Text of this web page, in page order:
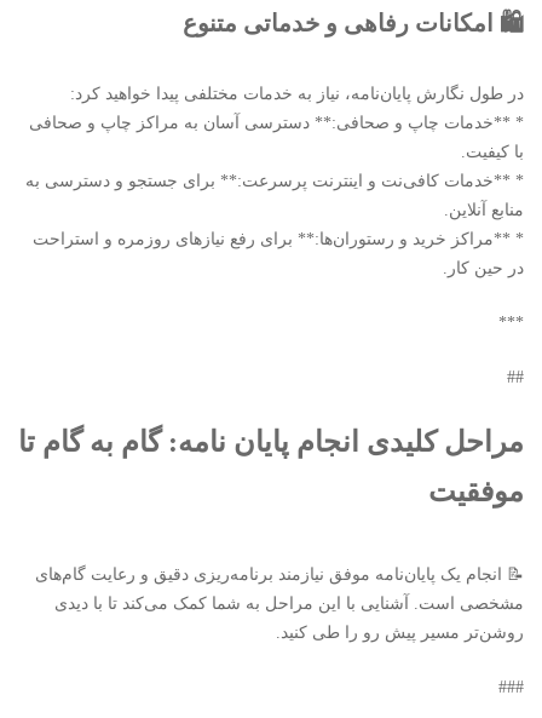
🛍️ امکانات رفاهی و خدماتی متنوع
در طول نگارش پایان‌نامه، نیاز به خدمات مختلفی پیدا خواهید کرد:
* **خدمات چاپ و صحافی:** دسترسی آسان به مراکز چاپ و صحافی
با کیفیت.
* **خدمات کافی‌نت و اینترنت پرسرعت:** برای جستجو و دسترسی به
منابع آنلاین.
* **مراکز خرید و رستوران‌ها:** برای رفع نیازهای روزمره و استراحت
در حین کار.
***
##
مراحل کلیدی انجام پایان نامه: گام به گام تا
موفقیت
📝 انجام یک پایان‌نامه موفق نیازمند برنامه‌ریزی دقیق و رعایت گام‌های
مشخصی است. آشنایی با این مراحل به شما کمک می‌کند تا با دیدی
روشن‌تر مسیر پیش رو را طی کنید.
###